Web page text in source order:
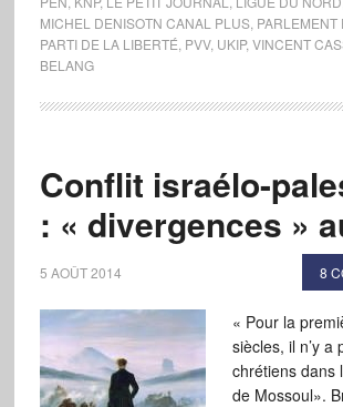
MICHEL DENISOTN CANAL PLUS, PARLEMENT
PARTI DE LA LIBERTÉ PVV, UKIP, VINCENT
BELANG
Conflit israélo-
: « divergences »
5 AOÛT 2014 8
« Pour la
siècles, il n’y a
chrétiens dans
de Mossoul».